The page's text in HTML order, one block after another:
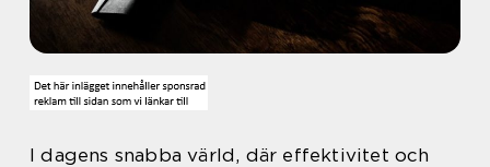
I dagens snabba värld, där effektivitet och